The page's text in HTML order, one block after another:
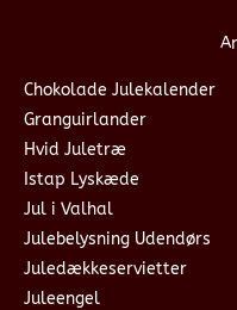
Chokolade Julekalender
Granguirlander
Hvid Juletræ
Istap Lyskæde
Jul i Valhal
Julebelysning Udendørs
Juledækkeservietter
Juleengel